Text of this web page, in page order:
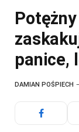
panice,
DAMIAN POŚPIECH